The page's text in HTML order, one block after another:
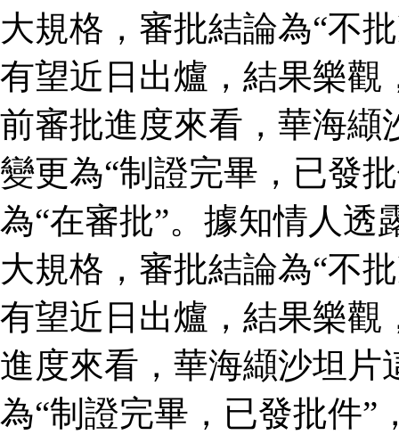
大規格，審批結論為“不
有望近日出爐，結果樂
前審批進度來看，華海纈
變更為“制證完畢，已發
為“在審批”。據知情人透
大規格，審批結論為“不
有望近日出爐，結果樂觀
進度來看，華海纈沙坦片
為“制證完畢，已發批件”